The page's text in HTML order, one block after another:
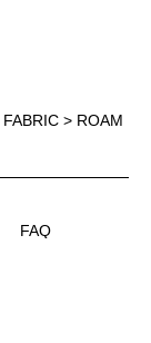
FABRIC > ROAM
FAQ